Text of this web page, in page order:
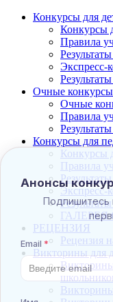
Конкурсы для
Конкурсы
Правила
Экспресс-
Очные конкурсы
Очные
Правила
Конкурсы для
Конкурсы
Правила
Экспресс-
РЕЦЕНЗИЯ
Рецензия
Викторины для